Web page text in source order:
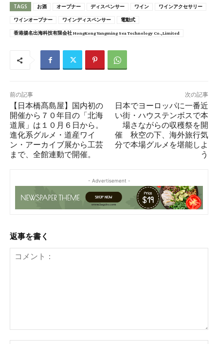
TAGS お酒 オープナー ディスペンサー ワイン ワインアクセサリー
ワインオープナー ワインディスペンサー 電動式
香港揚名出海科技有限会社 HongKong Yangming Sea Technology Co.,Limited
前の記事
【日本橋髙島屋】国内初の
開催から７０年目の「北海
道展」は１０月６日から。
進化系グルメ・道産ワイ
ン・アーカイブ展から工芸
まで、全館連動で開催。
次の記事
日本でヨーロッパに一番近
い街・ハウステンボスで本
場さながらの収穫祭を開
催 秋空の下、海外旅行気
分で本場グルメを堪能しよ
う
- Advertisement -
返事を書く